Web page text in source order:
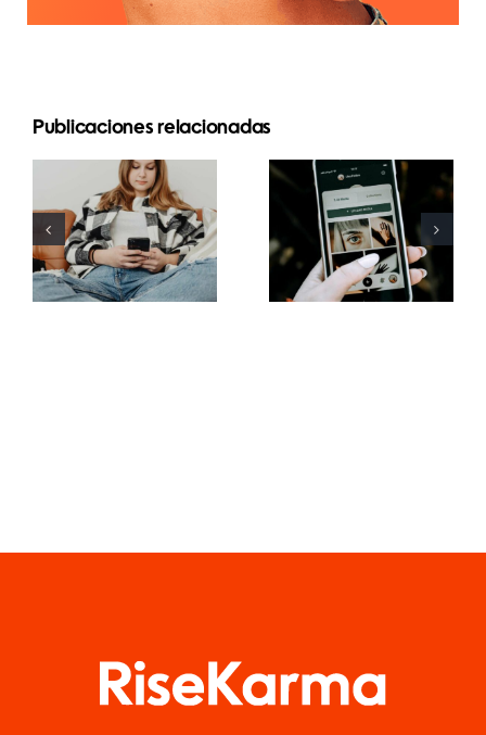
Publicaciones relacionadas
Estrategias
innovadoras
para
aumentar la
visibilidad
de grupos
de
Mejores
prácticas
para usar
filtros de
realidad
aumentada